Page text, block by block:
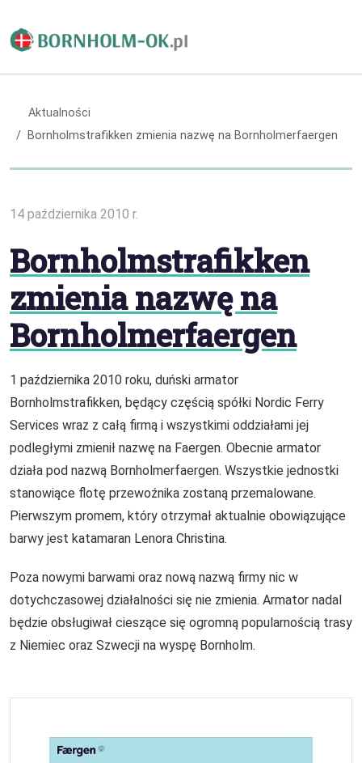
Aktualności
Bornholmstrafikken zmienia nazwę na Bornholmerfaergen
14 października 2010 r.
Bornholmstrafikken
zmienia nazwę na
Bornholmerfaergen
1 października 2010 roku, duński armator
Bornholmstrafikken, będący częścią spółki Nordic Ferry
Services wraz z całą firmą i wszystkimi oddziałami jej
podległymi zmienił nazwę na Faergen. Obecnie armator
działa pod nazwą Bornholmerfaergen. Wszystkie jednostki
stanowiące flotę przewoźnika zostaną przemalowane.
Pierwszym promem, który otrzymał aktualnie obowiązujące
barwy jest katamaran Lenora Christina.
Poza nowymi barwami oraz nową nazwą firmy nic w
dotychczasowej działalności się nie zmienia. Armator nadal
będzie obsługiwał cieszące się ogromną popularnością trasy
z Niemiec oraz Szwecji na wyspę Bornholm.